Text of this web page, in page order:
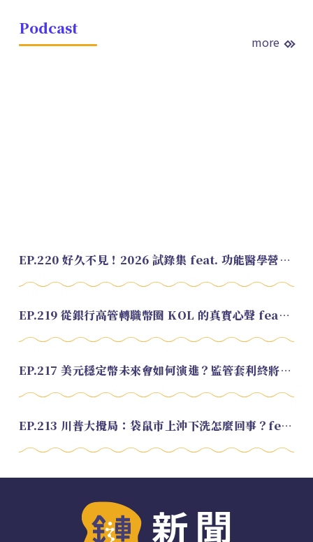
Podcast
more
EP.220 好久不見！2026 試錄集 feat. 功能醫學營養師 美寶
EP.219 從銀行高管轉職幣圈 KOL 的真實心聲 feat.龜大
EP.217 美元穩定幣未來會如何演進？監管套利終將收斂？feat. 研究員 余哲安
EP.213 川普大攪局：袋鼠市上沖下洗怎麼回事？feat. Alvin